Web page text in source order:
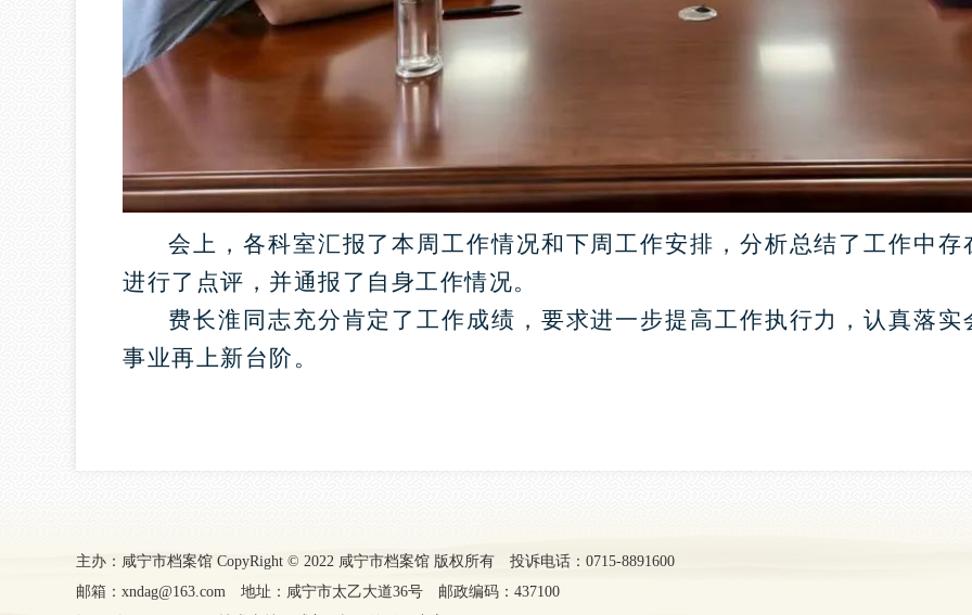
会上，各科室汇报了本周工作情况和下周工作安排，分析总结了工作中
进行了点评，并通报了自身工作情况。
费长淮同志充分肯定了工作成绩，要求进一步提高工作执行力，认真落
事业再上新台阶。
主办：咸宁市档案馆 CopyRight © 2022 咸宁市档案馆 版权所有 投诉电话：0715-8891600
邮箱：xndag@163.com 地址：咸宁市太乙大道36号 邮政编码：437100